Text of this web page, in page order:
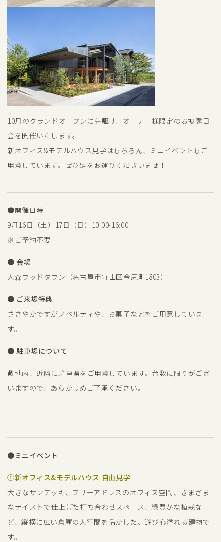
10月のグランドオープンに先駆け、オーナー様限定のお披露目
会を開催いたします。
新オフィス&モデルハウス見学はもちろん、ミニイベントもご
用意しています。ぜひ足をお運びくださいませ！
●開催日時
9月16日（土）17日（日）10:00-16:00
※ご予約不要
● 会場
大森ウッドタウン（名古屋市守山区今尻町1803）
● ご来場特典
ささやかですがノベルティや、お菓子などをご用意していま
す。
● 駐車場について
敷地内、近隣に駐車場をご用意しています。台数に限りがござ
いますので、あらかじめご了承ください。
●ミニイベント
①新オフィス&モデルハウス 自由見学
大きなサンデッキ、フリーアドレスのオフィス空間、さまざま
なテイストで仕上げた打ち合わせスペース、緑豊かな植栽な
ど、縦横に広い倉庫の大空間を活かした、遊び心溢れる建物で
す。